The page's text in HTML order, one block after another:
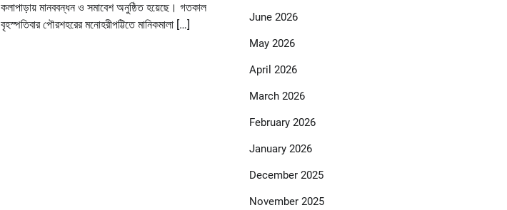
কলাপাড়ায় মানববন্ধন ও সমাবেশ অনুষ্ঠিত হয়েছে। গতকাল
বৃহস্পতিবার পৌরশহরের মনোহরীপট্টিতে মানিকমালা […]
June 2026
May 2026
April 2026
March 2026
February 2026
January 2026
December 2025
November 2025